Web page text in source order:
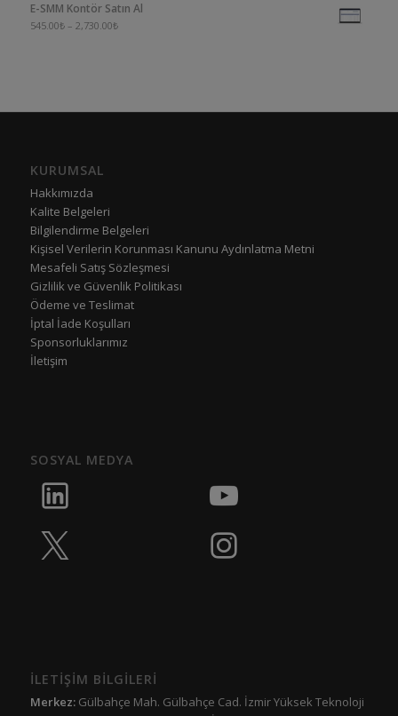
E-SMM Kontör Satın Al
545.00₺ – 2,730.00₺
KURUMSAL
Hakkımızda
Kalite Belgeleri
Bilgilendirme Belgeleri
Kişisel Verilerin Korunması Kanunu Aydınlatma Metni
Mesafeli Satış Sözleşmesi
Gizlilik ve Güvenlik Politikası
Ödeme ve Teslimat
İptal İade Koşulları
Sponsorluklarımız
İletişim
SOSYAL MEDYA
İLETİŞİM BİLGİLERİ
Merkez:Gülbahçe Mah. Gülbahçe Cad. İzmir Yüksek Teknoloji